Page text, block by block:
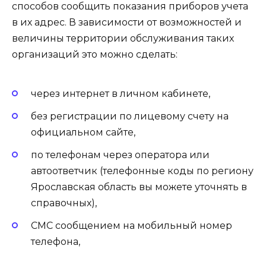
способов сообщить показания приборов учета
в их адрес. В зависимости от возможностей и
величины территории обслуживания таких
организаций это можно сделать:
через интернет в личном кабинете,
без регистрации по лицевому счету на
официальном сайте,
по телефонам через оператора или
автоответчик (телефонные коды по региону
Ярославская область вы можете уточнять в
справочных),
СМС сообщением на мобильный номер
телефона,